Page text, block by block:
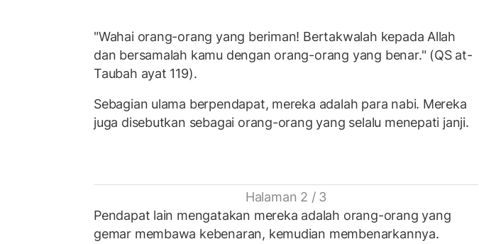
"Wahai orang-orang yang beriman! Bertakwalah kepada Allah
dan bersamalah kamu dengan orang-orang yang benar." (QS at-
Taubah ayat 119).
Sebagian ulama berpendapat, mereka adalah para nabi. Mereka
juga disebutkan sebagai orang-orang yang selalu menepati janji.
Halaman 2 / 3
Pendapat lain mengatakan mereka adalah orang-orang yang
gemar membawa kebenaran, kemudian membenarkannya.